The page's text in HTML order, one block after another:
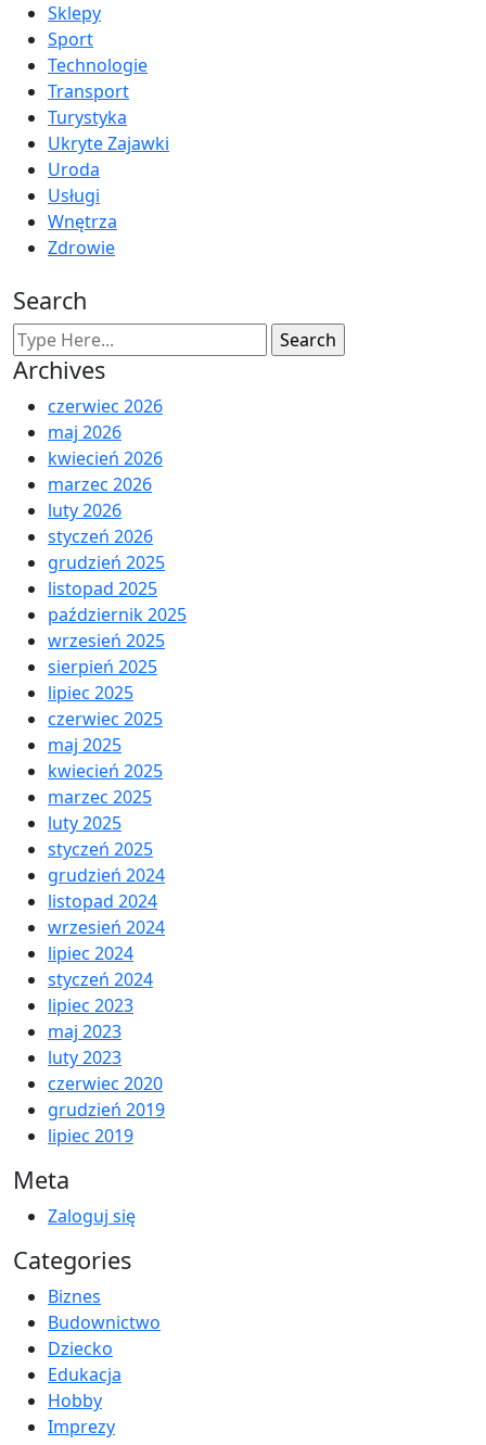
Sklepy
Sport
Technologie
Transport
Turystyka
Ukryte Zajawki
Uroda
Usługi
Wnętrza
Zdrowie
Search
Archives
czerwiec 2026
maj 2026
kwiecień 2026
marzec 2026
luty 2026
styczeń 2026
grudzień 2025
listopad 2025
październik 2025
wrzesień 2025
sierpień 2025
lipiec 2025
czerwiec 2025
maj 2025
kwiecień 2025
marzec 2025
luty 2025
styczeń 2025
grudzień 2024
listopad 2024
wrzesień 2024
lipiec 2024
styczeń 2024
lipiec 2023
maj 2023
luty 2023
czerwiec 2020
grudzień 2019
lipiec 2019
Meta
Zaloguj się
Categories
Biznes
Budownictwo
Dziecko
Edukacja
Hobby
Imprezy